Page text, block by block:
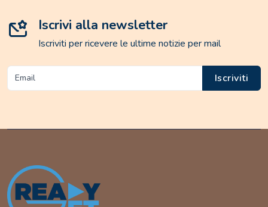
Iscrivi alla newsletter
Iscriviti per ricevere le ultime notizie per mail
Iscriviti